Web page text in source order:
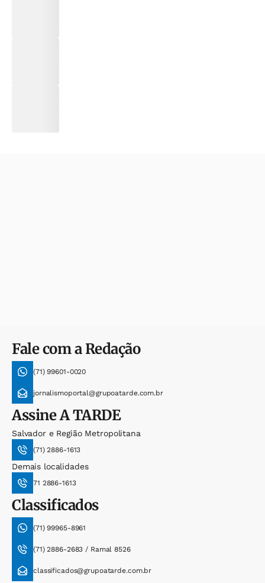
Fale com a Redação
(71) 99601-0020
jornalismoportal@grupoatarde.com.br
AssineA TARDE
Salvador e Região Metropolitana
(71) 2886-1613
Demais localidades
71 2886-1613
Classificados
(71) 99965-8961
(71) 2886-2683 / Ramal 8526
classificados@grupoatarde.com.br